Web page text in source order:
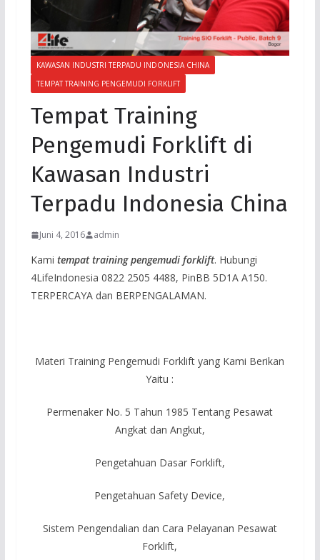
KAWASAN INDUSTRI TERPADU INDONESIA CHINA
TEMPAT TRAINING PENGEMUDI FORKLIFT
Tempat Training
Pengemudi Forklift di
Kawasan Industri
Terpadu Indonesia China
Juni 4, 2016 admin
Kami tempat training pengemudi forklift. Hubungi
4LifeIndonesia 0822 2505 4488, PinBB 5D1A A150.
TERPERCAYA dan BERPENGALAMAN.
Materi Training Pengemudi Forklift yang Kami Berikan
Yaitu :
Permenaker No. 5 Tahun 1985 Tentang Pesawat
Angkat dan Angkut,
Pengetahuan Dasar Forklift,
Pengetahuan Safety Device,
Sistem Pengendalian dan Cara Pelayanan Pesawat
Forklift,